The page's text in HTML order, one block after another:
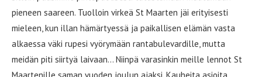
pieneen saareen. Tuolloin virkeä St Maarten jäi erityisesti
mieleen, kun illan hämärtyessä ja paikallisen elämän vasta
alkaessa väki rupesi vyörymään rantabulevardille, mutta
meidän piti siirtyä laivaan… Niinpä varasinkin meille lennot St